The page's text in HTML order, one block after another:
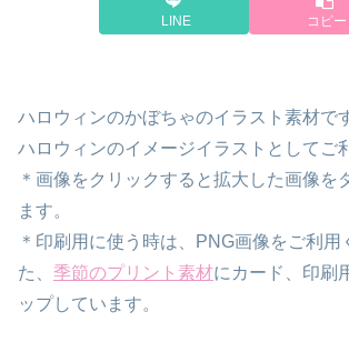
LINE コピー
ハロウィンのかぼちゃのイラスト素材で
ハロウィンのイメージイラストとしてご
＊画像をクリックすると拡大した画像を
ます。
＊印刷用に使う時は、PNG画像をご利用
た、 季節のプリント素材にカード、印刷
ップしています。